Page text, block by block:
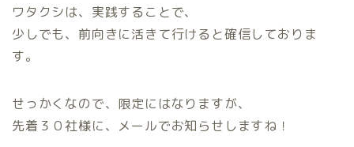
ワタクシは、実践することで、
少しでも、前向きに活きて行けると確信しておりま
す。
せっかくなので、限定にはなりますが、
先着３０社様に、メールでお知らせしますね！